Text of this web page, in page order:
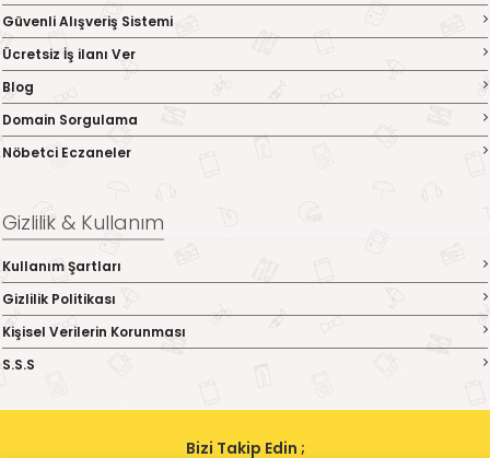
Güvenli Alışveriş Sistemi
Ücretsiz İş ilanı Ver
Blog
Domain Sorgulama
Nöbetci Eczaneler
Gizlilik & Kullanım
Kullanım Şartları
Gizlilik Politikası
Kişisel Verilerin Korunması
S.S.S
Bizi Takip Edin ;